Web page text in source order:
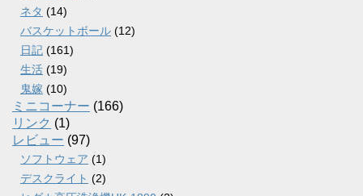
ネタ (14)
バスケットボール (12)
日記 (161)
生活 (19)
鬼嫁 (10)
ミニコーナー (166)
リンク (1)
レビュー (97)
ソフトウェア (1)
デスクライト (2)